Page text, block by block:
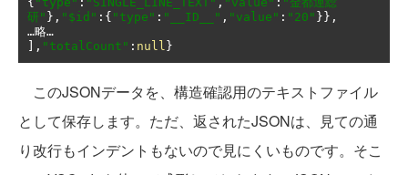
研" }, "$id" :{ "type" : "__ID__" , "value" : "20" }},
…略…
], "totalCount" : null }
このJSONデータを、構造確認用のテキストファイル
として保存します。ただ、返されたJSONは、見ての通
り改行もインデントもないので見にくいものです。そこ